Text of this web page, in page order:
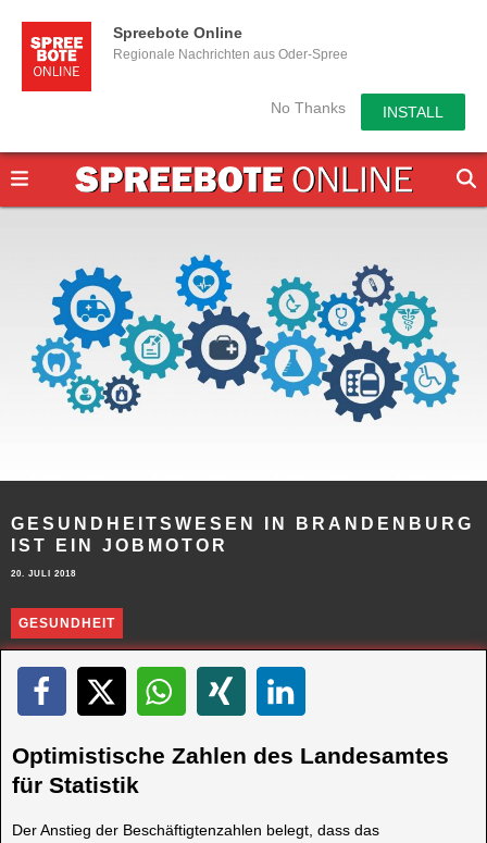
Spreebote Online
Regionale Nachrichten aus Oder-Spree
No Thanks INSTALL
GESUNDHEITSWESEN IN BRANDENBURG
IST EIN JOBMOTOR
20. JULI 2018
GESUNDHEIT
Optimistische Zahlen des Landesamtes
für Statistik
Der Anstieg der Beschäftigtenzahlen belegt, dass das